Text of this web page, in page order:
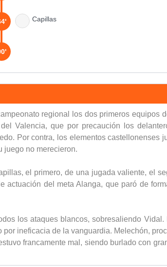
Capillas
regional los dos primeros equipos
Valencia, que por precaución los
Por contra, los elementos
juego no merecieron.
el primero, de una jugada valiente, el
actuación del meta Alanga, que paró de
los ataques blancos, sobresaliendo
ineficacia de la vanguardia. Melechón,
francamente mal, siendo burlado con